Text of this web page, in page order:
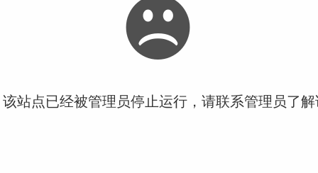
站点已经被管理员停止运行，请联系管理员了